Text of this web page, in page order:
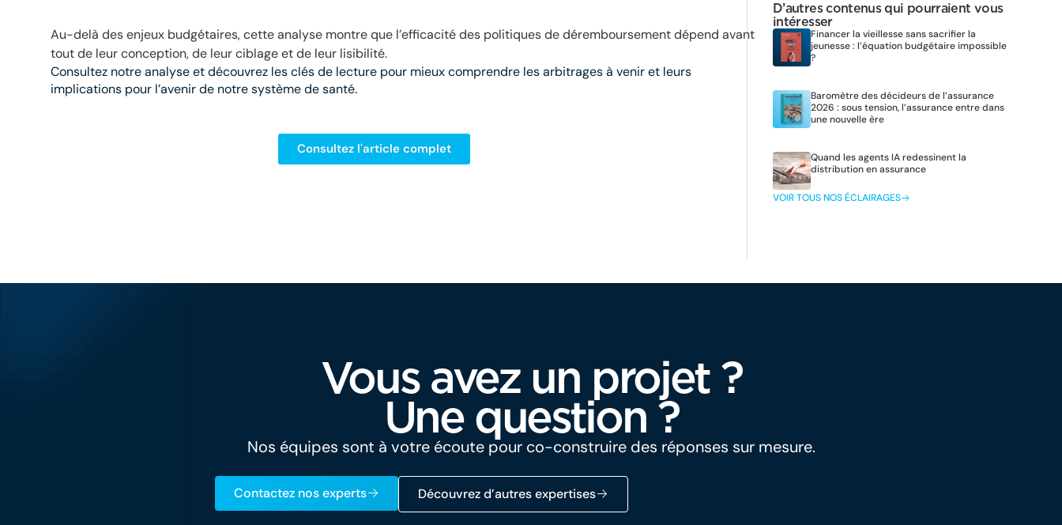
Au-delà des enjeux budgétaires, cette analyse montre que l’efficacité des politiques de déremboursement dépend avant
tout de leur conception, de leur ciblage et de leur lisibilité.
Consultez notre analyse et découvrez les clés de lecture pour mieux comprendre les arbitrages à venir et leurs
implications pour l’avenir de notre système de santé.
Consultez l'article complet
D’autres contenus qui pourraient vous
intéresser
Financer la vieillesse sans sacrifier la
jeunesse : l’équation budgétaire impossible
?
Baromètre des décideurs de l’assurance
2026 : sous tension, l’assurance entre dans
une nouvelle ère
Quand les agents IA redessinent la
distribution en assurance
VOIR TOUS NOS ÉCLAIRAGES
Vous avez un projet ?
Une question ?
Nos équipes sont à votre écoute pour co-construire des réponses sur mesure.
Contactez nos experts Découvrez d’autres expertises